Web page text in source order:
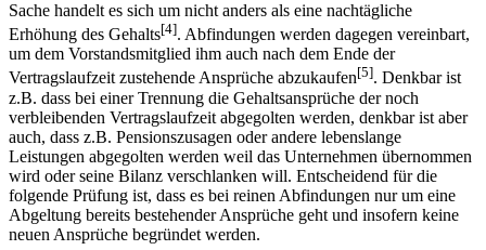
Sache handelt es sich um nicht anders als eine nachtägliche
Erhöhung des Gehalts[4]. Abfindungen werden dagegen vereinbart,
um dem Vorstandsmitglied ihm auch nach dem Ende der
Vertragslaufzeit zustehende Ansprüche abzukaufen[5]. Denkbar ist
z.B. dass bei einer Trennung die Gehaltsansprüche der noch
verbleibenden Vertragslaufzeit abgegolten werden, denkbar ist aber
auch, dass z.B. Pensionszusagen oder andere lebenslange
Leistungen abgegolten werden weil das Unternehmen übernommen
wird oder seine Bilanz verschlanken will. Entscheidend für die
folgende Prüfung ist, dass es bei reinen Abfindungen nur um eine
Abgeltung bereits bestehender Ansprüche geht und insofern keine
neuen Ansprüche begründet werden.